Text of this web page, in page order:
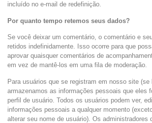
incluído no e-mail de redefinição.
Por quanto tempo retemos seus dados?
Se você deixar um comentário, o comentário e
retidos indefinidamente. Isso ocorre para que
aprovar quaisquer comentários de
em vez de mantê-los em uma fila de moderação.
Para usuários que se registram em nosso site (se
armazenamos as informações pessoais que eles
perfil de usuário. Todos os usuários podem ver,
informações pessoais a qualquer momento
alterar seu nome de usuário). Os administradores